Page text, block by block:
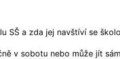
SŠ a zda jej navštíví se
v sobotu nebo může jít